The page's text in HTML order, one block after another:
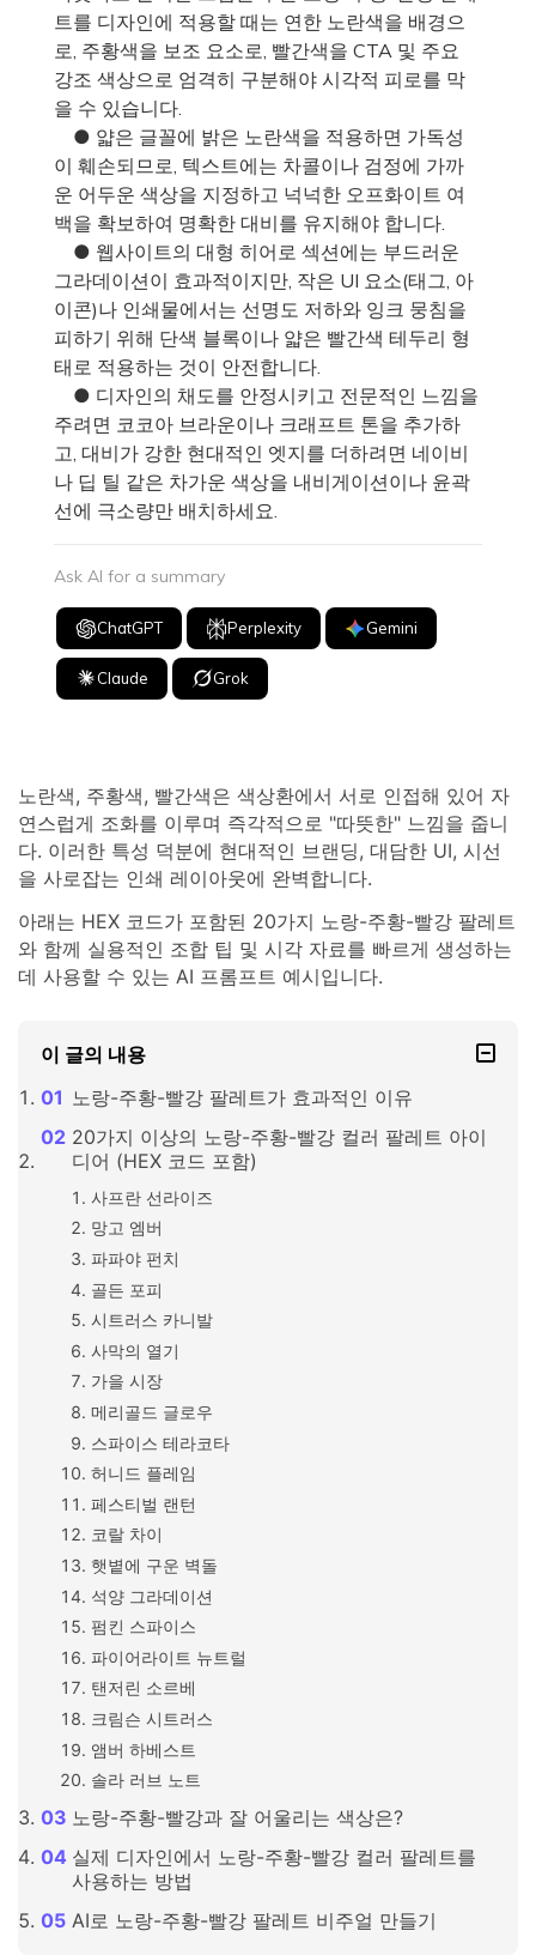
트를 디자인에 적용할 때는 연한 노란색을 배경으
로, 주황색을 보조 요소로, 빨간색을 CTA 및 주요
강조 색상으로 엄격히 구분해야 시각적 피로를 막
을 수 있습니다.
● 얇은 글꼴에 밝은 노란색을 적용하면 가독성
이 훼손되므로, 텍스트에는 차콜이나 검정에 가까
운 어두운 색상을 지정하고 넉넉한 오프화이트 여
백을 확보하여 명확한 대비를 유지해야 합니다.
● 웹사이트의 대형 히어로 섹션에는 부드러운
그라데이션이 효과적이지만, 작은 UI 요소(태그, 아
이콘)나 인쇄물에서는 선명도 저하와 잉크 뭉침을
피하기 위해 단색 블록이나 얇은 빨간색 테두리 형
태로 적용하는 것이 안전합니다.
● 디자인의 채도를 안정시키고 전문적인 느낌을
주려면 코코아 브라운이나 크래프트 톤을 추가하
고, 대비가 강한 현대적인 엣지를 더하려면 네이비
나 딥 틸 같은 차가운 색상을 내비게이션이나 윤곽
선에 극소량만 배치하세요.
Ask AI for a summary
ChatGPT Perplexity Gemini
Claude Grok
노란색, 주황색, 빨간색은 색상환에서 서로 인접해 있어 자
연스럽게 조화를 이루며 즉각적으로 "따뜻한" 느낌을 줍니
다. 이러한 특성 덕분에 현대적인 브랜딩, 대담한 UI, 시선
을 사로잡는 인쇄 레이아웃에 완벽합니다.
아래는 HEX 코드가 포함된 20가지 노랑-주황-빨강 팔레트
와 함께 실용적인 조합 팁 및 시각 자료를 빠르게 생성하는
데 사용할 수 있는 AI 프롬프트 예시입니다.
이 글의 내용
노랑-주황-빨강 팔레트가 효과적인 이유
20가지 이상의 노랑-주황-빨강 컬러 팔레트 아이
디어 (HEX 코드 포함)
사프란 선라이즈
망고 엠버
파파야 펀치
골든 포피
시트러스 카니발
사막의 열기
가을 시장
메리골드 글로우
스파이스 테라코타
허니드 플레임
페스티벌 랜턴
코랄 차이
햇볕에 구운 벽돌
석양 그라데이션
펌킨 스파이스
파이어라이트 뉴트럴
탠저린 소르베
크림슨 시트러스
앰버 하베스트
솔라 러브 노트
노랑-주황-빨강과 잘 어울리는 색상은?
실제 디자인에서 노랑-주황-빨강 컬러 팔레트를
사용하는 방법
AI로 노랑-주황-빨강 팔레트 비주얼 만들기